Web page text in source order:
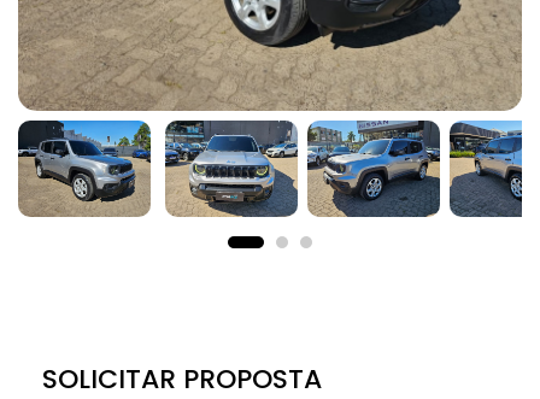
SOLICITAR PROPOSTA